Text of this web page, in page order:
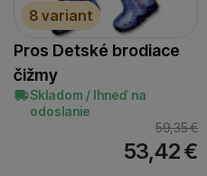
8 variant
Pros Detské brodiace
čižmy
Skladom / Ihneď na
odoslanie
59,35€
53,42€